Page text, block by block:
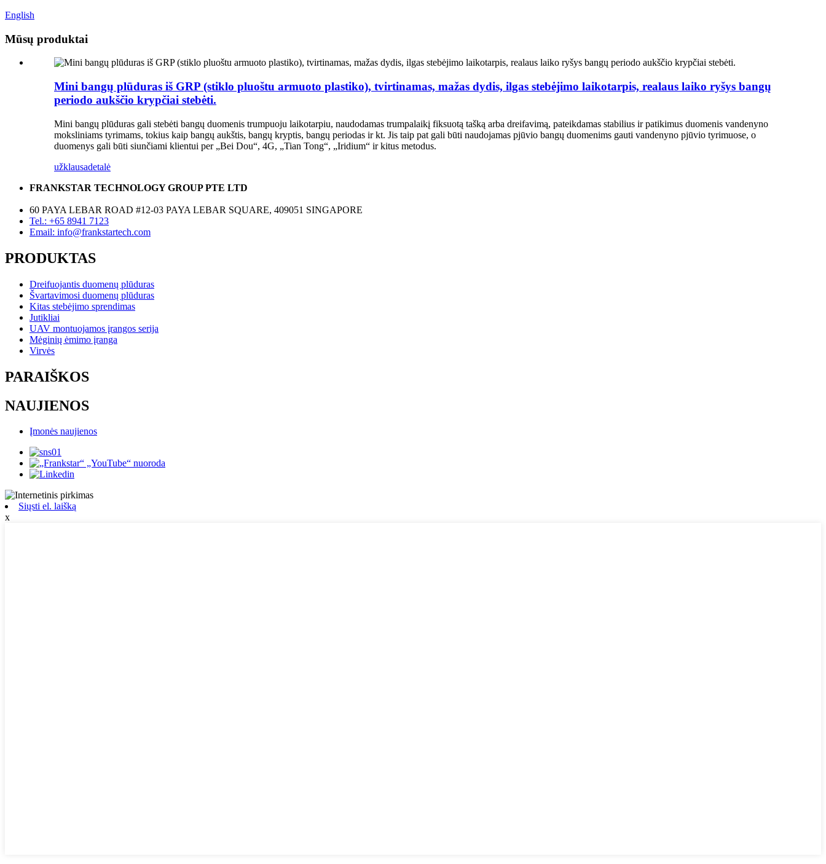
English
Mūsų produktai
Mini bangų plūduras iš GRP (stiklo pluoštu armuoto plastiko), tvirtinamas, mažas dydis, ilgas stebėjimo laikotarpis, realaus laiko ryšys bangų
periodo aukščio krypčiai stebėti.
Mini bangų plūduras gali stebėti bangų duomenis trumpuoju laikotarpiu, naudodamas trumpalaikį fiksuotą tašką arba dreifavimą, pateikdamas stabilius ir patikimus duomenis vandenyno
moksliniams tyrimams, tokius kaip bangų aukštis, bangų kryptis, bangų periodas ir kt. Jis taip pat gali būti naudojamas pjūvio bangų duomenims gauti vandenyno pjūvio tyrimuose, o
duomenys gali būti siunčiami klientui per „Bei Dou“, 4G, „Tian Tong“, „Iridium“ ir kitus metodus.
užklausadetalė
FRANKSTAR TECHNOLOGY GROUP PTE LTD
60 PAYA LEBAR ROAD #12-03 PAYA LEBAR SQUARE, 409051 SINGAPORE
Tel.: +65 8941 7123
Email: info@frankstartech.com
PRODUKTAS
Dreifuojantis duomenų plūduras
Švartavimosi duomenų plūduras
Kitas stebėjimo sprendimas
Jutikliai
UAV montuojamos įrangos serija
Mėginių ėmimo įranga
Virvės
PARAIŠKOS
NAUJIENOS
Įmonės naujienos
Siųsti el. laišką
x